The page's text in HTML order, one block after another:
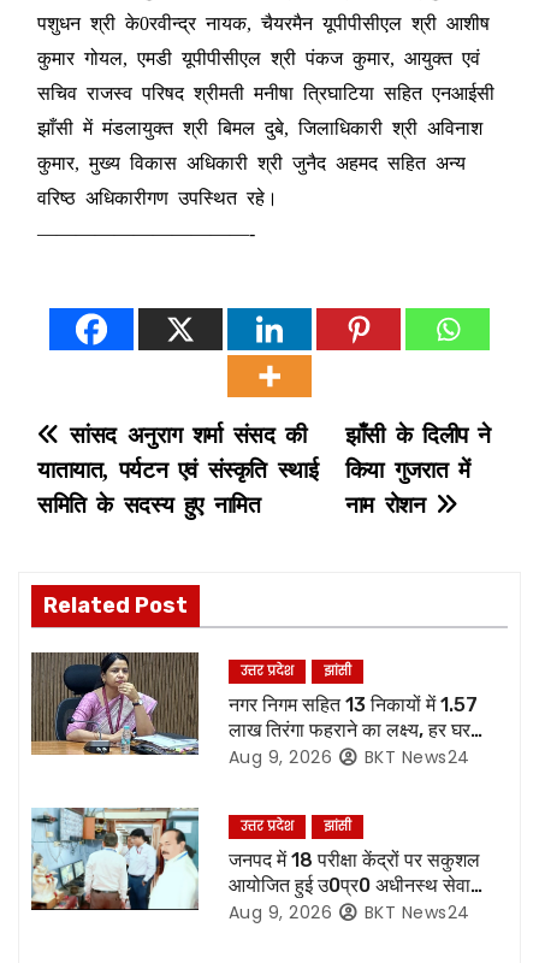
पशुधन श्री के0रवीन्द्र नायक, चैयरमैन यूपीपीसीएल श्री आशीष
कुमार गोयल, एमडी यूपीपीसीएल श्री पंकज कुमार, आयुक्त एवं
सचिव राजस्व परिषद श्रीमती मनीषा त्रिघाटिया सहित एनआईसी
झाँसी में मंडलायुक्त श्री बिमल दुबे, जिलाधिकारी श्री अविनाश
कुमार, मुख्य विकास अधिकारी श्री जुनैद अहमद सहित अन्य
वरिष्ठ अधिकारीगण उपस्थित रहे।
———————————-
P
o
t
n
a
v
i
g
a
झाँसी के दिलीप ने
किया गुजरात में
नाम रोशन
सांसद अनुराग शर्मा संसद की
यातायात, पर्यटन एवं संस्कृति स्थाई
समिति के सदस्य हुए नामित
Related Post
उत्तर प्रदेश झांसी
नगर निगम सहित 13 निकायों में 1.57
लाख तिरंगा फहराने का लक्ष्य, हर घर
तिरंगा अभियान की तैयारियां पूरी
Aug 9, 2026 BKT News24
उत्तर प्रदेश झांसी
जनपद में 18 परीक्षा केंद्रों पर सकुशल
आयोजित हुई उ0प्र0 अधीनस्थ सेवा
चयन आयोग की प्राविधिक सहायक ग्रुप
Aug 9, 2026 BKT News24